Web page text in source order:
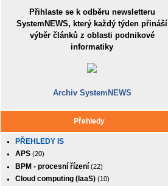
Přihlaste se k odběru newsletteru
SystemNEWS, který každý týden přináší
výběr článků z oblasti podnikové
informatiky
Archiv SystemNEWS
Přehledy
PŘEHLEDY IS
APS (20)
BPM - procesní řízení (22)
Cloud computing (IaaS) (10)